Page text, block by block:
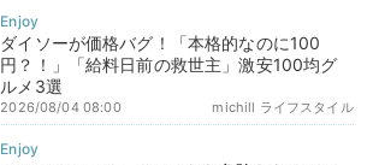
ダイソーが価格バグ！「本格的なのに100
円？！」「給料日前の救世主」激安100均グ
ルメ3選
michill ライフスタイル
2026/08/04 08:00